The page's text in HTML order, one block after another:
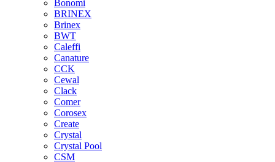
Bonomi
BRINEX
Brinex
BWT
Caleffi
Canature
CCK
Cewal
Clack
Comer
Corosex
Create
Crystal
Crystal Pool
CSM